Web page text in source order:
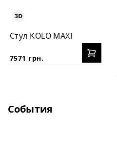
Стул KOLO MAXI
7571 грн.
События